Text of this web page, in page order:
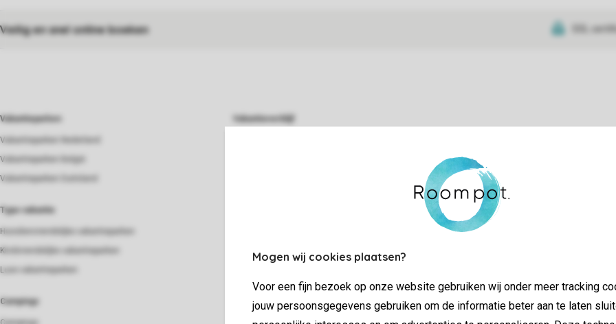
Mogen wij cookies plaatsen?
Voor een fijn bezoek op onze website gebruiken wij onder meer tracking
jouw persoonsgegevens gebruiken om de informatie beter aan te laten
Veilig en snel online boeken SSL
Vakantieparken
Vakantieparken Nederland
Vakantieparken België
Vakantieparken Duitsland
Type vakantie
Huisdiervriendelijke vakantieparken
Kindvriendelijke vakantieparken
Luxe vakantieparken
Campings
Vakantieverblijf
Verblijf
Last minutes